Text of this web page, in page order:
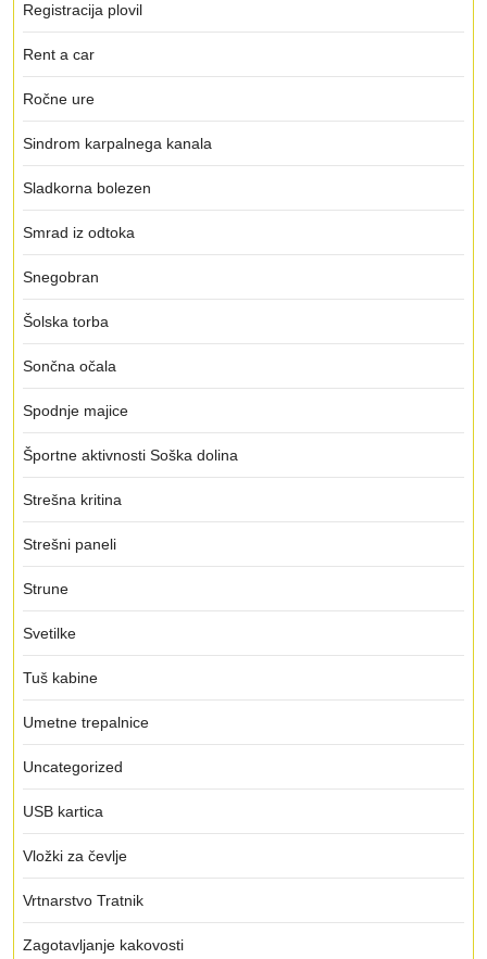
Registracija plovil
Rent a car
Ročne ure
Sindrom karpalnega kanala
Sladkorna bolezen
Smrad iz odtoka
Snegobran
Šolska torba
Sončna očala
Spodnje majice
Športne aktivnosti Soška dolina
Strešna kritina
Strešni paneli
Strune
Svetilke
Tuš kabine
Umetne trepalnice
Uncategorized
USB kartica
Vložki za čevlje
Vrtnarstvo Tratnik
Zagotavljanje kakovosti